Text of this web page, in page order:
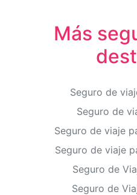
Más
Seguro de
Seguro de
Seguro de viaje
Seguro de viaje
Seguro de
Seguro de